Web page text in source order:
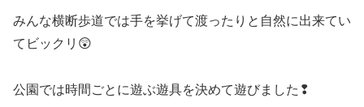
みんな横断歩道では手を挙げて渡ったりと自然に出来てい
てビックリ😲
公園では時間ごとに遊ぶ遊具を決めて遊びました❢